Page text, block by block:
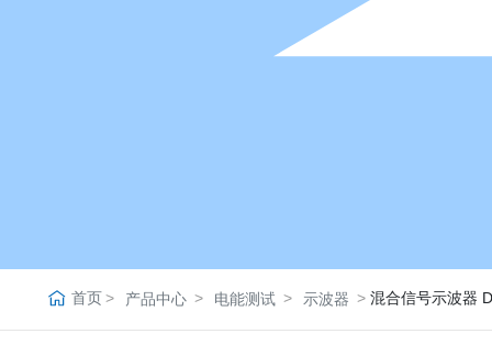
首页 产品中心 电能测试 示波器 混合信号示波器